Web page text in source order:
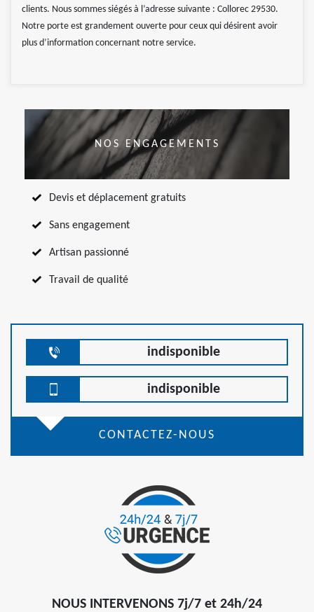
clients. Nous sommes siégés à l’adresse suivante : Collorec 29530.
Notre porte est grandement ouverte pour ceux qui désirent avoir
plus d’information concernant notre service.
NOS ENGAGEMENTS
Devis et déplacement gratuits
Sans engagement
Artisan passionné
Travail de qualité
indisponible
indisponible
CONTACTEZ-NOUS
NOUS INTERVENONS 7j/7 et 24h/24